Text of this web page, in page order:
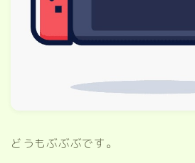
どうもぶぶぶです。